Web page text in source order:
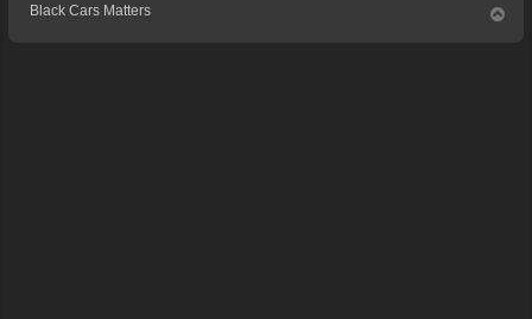
Black Cars Matters